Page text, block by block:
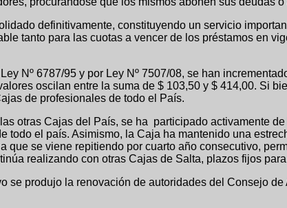
definitivamente, constituyendo un servicio
tanto para las cuotas a vencer de los préstamos en
Nº 6787/95 y por Ley Nº 7507/08, se han
oscilan entre la suma de $ 103,50 y $ 414,00. Si
de profesionales de todo el País.
otras Cajas del País, se ha participado activamente
todo el país. Asimismo, la Caja ha mantenido una
que se viene repitiendo por cuarto año consecutivo,
realizando con otras Cajas de Salta, plazos fijos
se produjo la renovación de autoridades del Consejo